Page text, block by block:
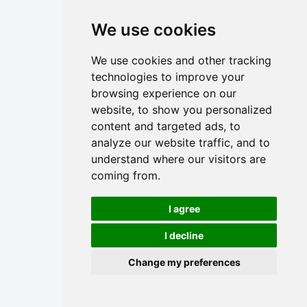
We use cookies
We use cookies and other tracking
technologies to improve your
browsing experience on our
website, to show you personalized
content and targeted ads, to
analyze our website traffic, and to
understand where our visitors are
coming from.
I agree
I decline
Change my preferences
6
e
s
t
a
b
e
e
e
u
r
n
n
i
f